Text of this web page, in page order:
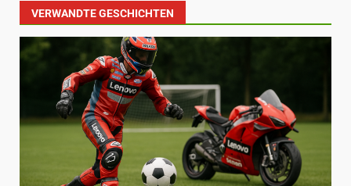
VERWANDTE GESCHICHTEN